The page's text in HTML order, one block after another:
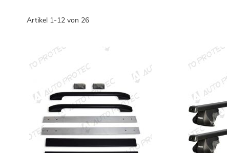
Artikel 1-12 von 26